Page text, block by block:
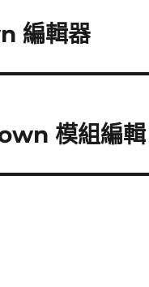
編輯器
模組編輯